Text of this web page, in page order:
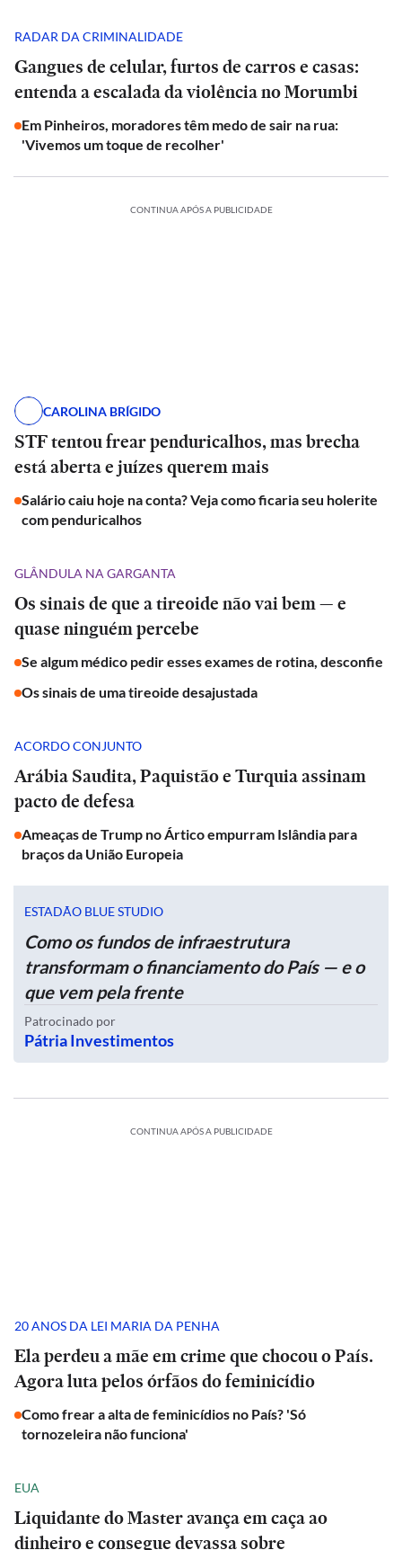
RADAR DA CRIMINALIDADE
Gangues de celular, furtos de carros e casas:
entenda a escalada da violência no Morumbi
Em Pinheiros, moradores têm medo de sair na rua:
'Vivemos um toque de recolher'
CONTINUA APÓS A PUBLICIDADE
CAROLINA BRÍGIDO
STF tentou frear penduricalhos, mas brecha
está aberta e juízes querem mais
Salário caiu hoje na conta? Veja como ficaria seu holerite
com penduricalhos
GLÂNDULA NA GARGANTA
Os sinais de que a tireoide não vai bem — e
quase ninguém percebe
Se algum médico pedir esses exames de rotina, desconfie
Os sinais de uma tireoide desajustada
ACORDO CONJUNTO
Arábia Saudita, Paquistão e Turquia assinam
pacto de defesa
Ameaças de Trump no Ártico empurram Islândia para
braços da União Europeia
ESTADÃO BLUE STUDIO
Como os fundos de infraestrutura
transformam o financiamento do País — e o
que vem pela frente
Patrocinado por
Pátria Investimentos
CONTINUA APÓS A PUBLICIDADE
20 ANOS DA LEI MARIA DA PENHA
Ela perdeu a mãe em crime que chocou o País.
Agora luta pelos órfãos do feminicídio
Como frear a alta de feminicídios no País? 'Só
tornozeleira não funciona'
EUA
Liquidante do Master avança em caça ao
dinheiro e consegue devassa sobre